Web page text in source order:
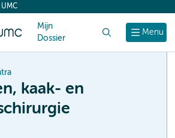
Menu
Mijn
Dossier
kaak- en